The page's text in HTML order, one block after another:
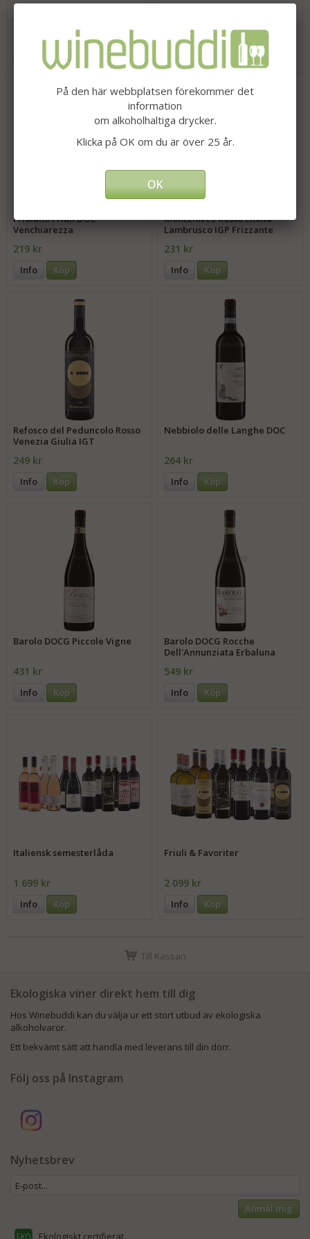
Negroamaro Salento IGP
Amastuola
192 kr
Köp
Primitivo Puglia IGP
198 kr
Friulano Friuli DOC
Venchiarezza
219 kr
Info Köp
Montelocco Rosso Emilia
Lambrusco IGP Frizzante
231 kr
Info Köp
Refosco del Peduncolo Rosso
Venezia Giulia IGT
249 kr
Info Köp
Nebbiolo delle Langhe DOC
264 kr
Info Köp
Barolo DOCG Piccole Vigne
431 kr
Info Köp
Barolo DOCG Rocche
Dell'Annunziata Erbaluna
549 kr
Info Köp
Italiensk semesterlåda
1 699 kr
Info Köp
Friuli & Favoriter
2 099 kr
Info Köp
Till Kassan
Ekologiska viner direkt hem till dig
Hos Winebuddi kan du välja ur ett stort utbud av ekologiska
alkoholvaror.
Ett bekvämt sätt att handla med leverans till din dörr.
Följ oss på Instagram
Nyhetsbrev
Anmäl mig
Ekologiskt certifierat
På den här webbplatsen förekommer det
information
om alkoholhaltiga drycker.
Klicka på OK om du är över 25 år.
OK